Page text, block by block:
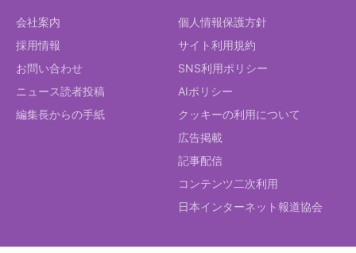
会社案内
採用情報
お問い合わせ
ニュース読者投稿
編集長からの手紙
個人情報保護方針
サイト利用規約
SNS利用ポリシー
AIポリシー
クッキーの利用について
広告掲載
記事配信
コンテンツ二次利用
日本インターネット報道協会